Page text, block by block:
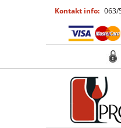
Kontakt info: 063/